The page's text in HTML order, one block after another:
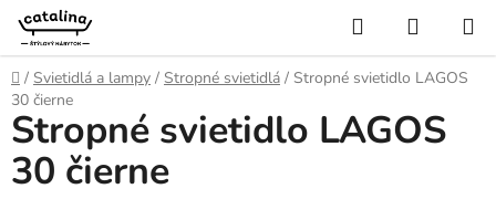
Prejsť
obsah
Hľadať
KOŠÍK
Domov
/ Svietidlá a lampy / Stropné svietidlá / Stropné svietidlo LAGOS
30 čierne
Stropné svietidlo LAGOS
30 čierne